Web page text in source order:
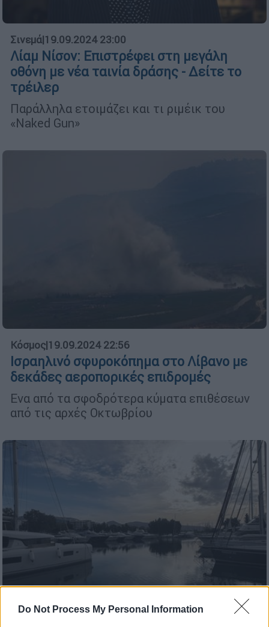
Do Not Process My Personal Information
Σινεμά|19.09.2024 23:00
Λίαμ Νίσον: Επιστρέφει στη μεγάλη
οθόνη με νέα ταινία δράσης - Δείτε το
τρέιλερ
Παράλληλα ετοιμάζει και τι ριμέικ του
«Naked Gun»
Κόσμος|19.09.2024 22:56
Ισραηλινό σφυροκόπημα στο Λίβανο με
δεκάδες αεροπορικές επιδρομές
Ενα από τα σφοδρότερα κύματα επιθέσεων
από τις αρχές Οκτωβρίου